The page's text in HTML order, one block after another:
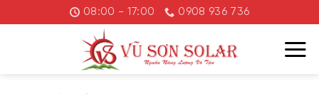
đến
08:00 - 17:00 0908 936 736